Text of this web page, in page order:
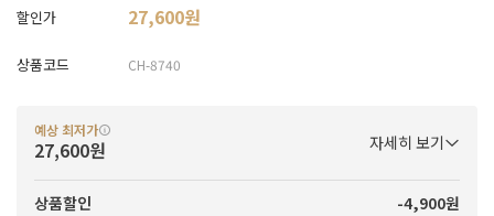
할인가 27,600원
상품코드 CH-8740
예상 최저가
27,600원 자세히 보기
상품할인 -4,900원